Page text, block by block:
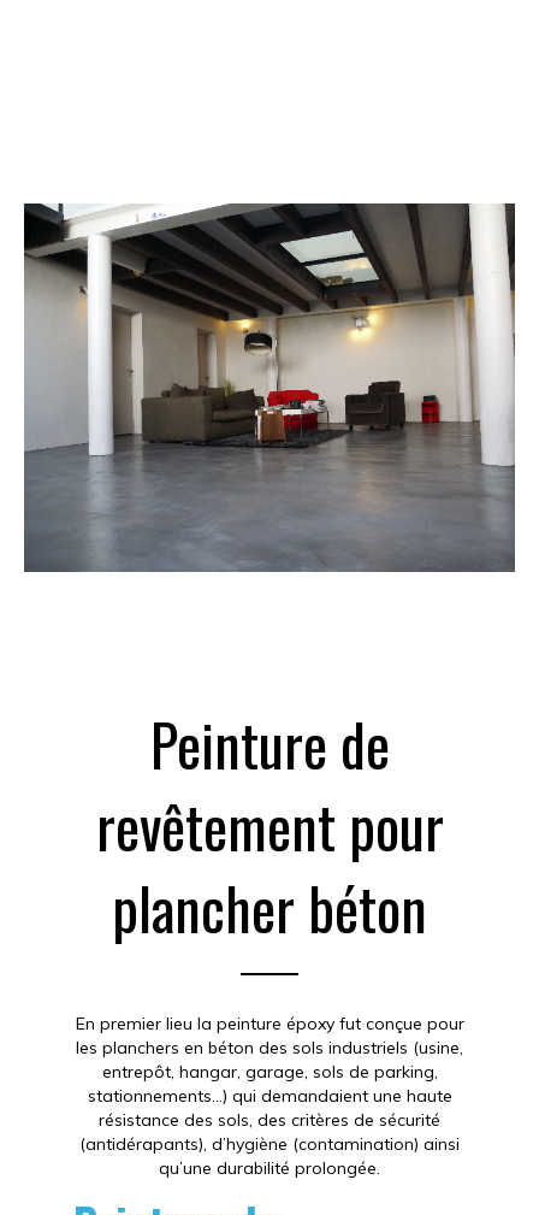
Peinture de
revêtement pour
plancher béton
En premier lieu la peinture époxy fut conçue pour
les planchers en béton des sols industriels (usine,
entrepôt, hangar, garage, sols de parking,
stationnements…) qui demandaient une haute
résistance des sols, des critères de sécurité
(antidérapants), d’hygiène (contamination) ainsi
qu’une durabilité prolongée.